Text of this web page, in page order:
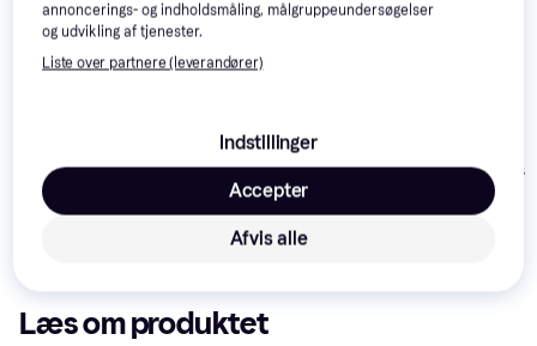
Insulated Bomber
Jacket - Navy
Urban Classics Old
School College Jacket
- Black/White
419 kr.
Eller 3 betalinger af
140 kr.
Jack & Jones
Læs om produktet
annoncerings- og indholdsmåling, målgruppeundersøgelser
og udvikling af tjenester.
Liste over partnere (leverandører)
Indstillinger
Afvis alle
Accepter